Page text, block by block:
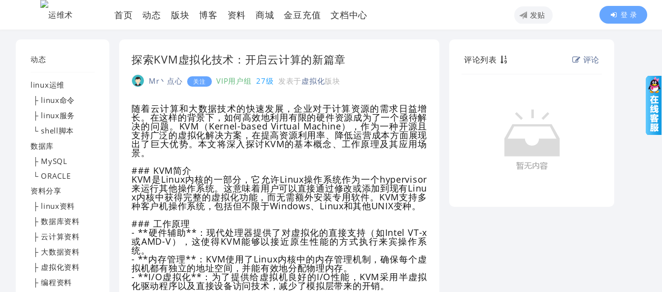
首页 动态 版块 博客 资料 商城 金豆充值 文档中心 发贴 登 录
动态
linux运维
├ linux命令
├ linux服务
└ shell脚本
数据库
├ MySQL
└ ORACLE
资料分享
├ linux资料
├ 数据库资料
├ 云计算资料
├ 大数据资料
├ 虚拟化资料
├ 编程资料
探索KVM虚拟化技术：开启云计算的新篇章
Mr丶点心 关注 VIP用户组 27级 发表于虚拟化版块
随着云计算和大数据技术的快速发展，企业对于计算资源的需求日益增
长。在这样的背景下，如何高效地利用有限的硬件资源成为了一个亟待解
决的问题。KVM（Kernel-based Virtual Machine），作为一种开源且
支持广泛的虚拟化解决方案，在提高资源利用率、降低运营成本方面展现
出了巨大优势。本文将深入探讨KVM的基本概念、工作原理及其应用场
景。
### KVM简介
KVM是Linux内核的一部分，它允许Linux操作系统作为一个hypervisor
来运行其他操作系统。这意味着用户可以直接通过修改或添加到现有Linu
x内核中获得完整的虚拟化功能，而无需额外安装专用软件。KVM支持多
种客户机操作系统，包括但不限于Windows、Linux和其他UNIX变种。
### 工作原理
- **硬件辅助**：现代处理器提供了对虚拟化的直接支持（如Intel VT-x
或AMD-V），这使得KVM能够以接近原生性能的方式执行来宾操作系
统。
- **内存管理**：KVM使用了Linux内核中的内存管理机制，确保每个虚
拟机都有独立的地址空间，并能有效地分配物理内存。
- **I/O虚拟化**：为了提供给虚拟机良好的I/O性能，KVM采用半虚拟
化驱动程序以及直接设备访问技术，减少了模拟层带来的开销。
评论列表 评论